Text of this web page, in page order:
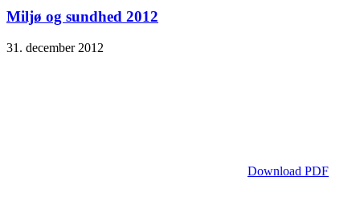
Miljø og sundhed 2012
31. december 2012
Download PDF